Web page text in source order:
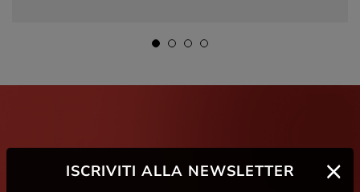
ISCRIVITI ALLA NEWSLETTER